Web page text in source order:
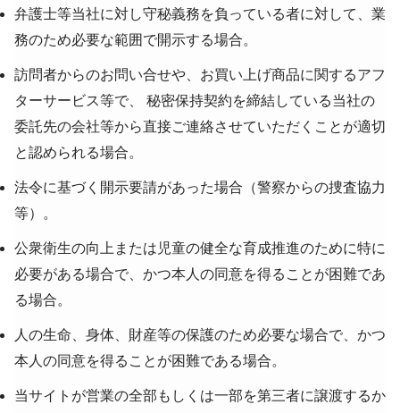
弁護士等当社に対し守秘義務を負っている者に対して、業
務のため必要な範囲で開示する場合。
訪問者からのお問い合せや、お買い上げ商品に関するアフ
ターサービス等で、 秘密保持契約を締結している当社の
委託先の会社等から直接ご連絡させていただくことが適切
と認められる場合。
法令に基づく開示要請があった場合（警察からの捜査協力
等）。
公衆衛生の向上または児童の健全な育成推進のために特に
必要がある場合で、かつ本人の同意を得ることが困難であ
る場合。
人の生命、身体、財産等の保護のため必要な場合で、かつ
本人の同意を得ることが困難である場合。
当サイトが営業の全部もしくは一部を第三者に譲渡するか